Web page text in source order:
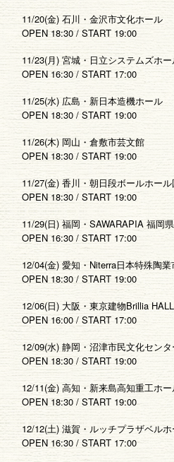
11/20(金) 石川・金沢市文化ホール
OPEN 18:30 / START 19:00
11/23(月) 宮城・日立システムズホ
OPEN 16:30 / START 17:00
11/25(水) 広島・新日本造機ホール
OPEN 18:30 / START 19:00
11/26(木) 岡山・倉敷市芸文館
OPEN 18:30 / START 19:00
11/27(金) 香川・朝日段ボールホー
OPEN 18:30 / START 19:00
11/29(日) 福岡・SAWARAPIA 福岡
OPEN 16:30 / START 17:00
12/04(金) 愛知・Niterra日本特殊陶
OPEN 18:30 / START 19:00
12/06(日) 大阪・東京建物Brillia
OPEN 16:00 / START 17:00
12/09(水) 静岡・沼津市民文化セン
OPEN 18:30 / START 19:00
12/11(金) 高知・新来島高知重工ホ
OPEN 18:30 / START 19:00
12/12(土) 滋賀・ルッチプラザベル
OPEN 16:30 / START 17:00